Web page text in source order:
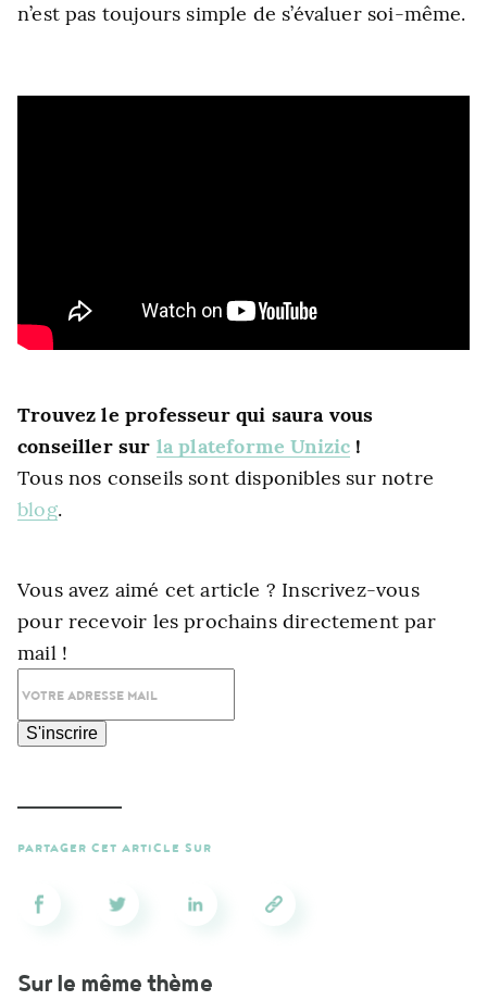
n’est pas toujours simple de s’évaluer soi-même.
Trouvez le professeur qui saura vous
conseiller sur la plateforme Unizic !
Tous nos conseils sont disponibles sur notre
blog.
Newsletter
Vous avez aimé cet article ? Inscrivez-vous
pour recevoir les prochains directement par
mail !
S'inscrire
PARTAGER CET ARTICLE SUR
Sur le même thème